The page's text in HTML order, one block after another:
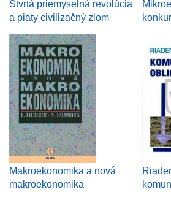
Štvrtá priemyselná revolúcia
a piaty civilizačný zlom
Makroekonomika a nová
makroekonomika